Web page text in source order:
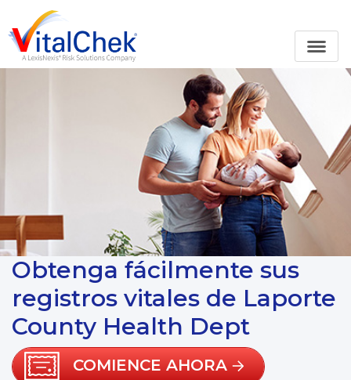
Obtenga fácilmente sus
registros vitales de Laporte
County Health Dept
COMIENCE AHORA